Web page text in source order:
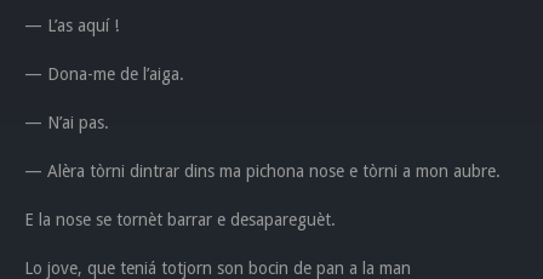
— L’as aquí !
— Dona-me de l’aiga.
— N’ai pas.
— Alèra tòrni dintrar dins ma pichona nose e tòrni a mon aubre.
E la nose se tornèt barrar e desapareguèt.
Lo jove, que teniá totjorn son bocin de pan a la man